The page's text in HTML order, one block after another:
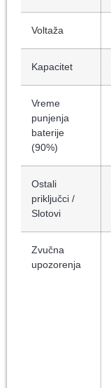
Voltaža
Kapacitet
Vreme
punjenja
baterije
(90%)
Ostali
priključci /
Slotovi
Zvučna
upozorenja